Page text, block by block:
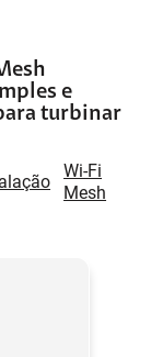
e
turbinar
Wi-Fi
Mesh